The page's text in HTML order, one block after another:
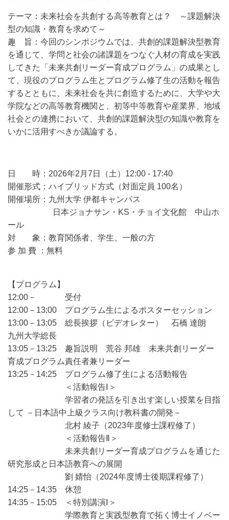
テーマ：未来社会を共創する高等教育とは？ ～課題解決
型の知識・教育を求めて～
趣 旨：今回のシンポジウムでは、共創的課題解決型教育
を通じて、学問と社会の諸課題をつなぐ人材の育成を実践
してきた「未来共創リーダー育成プログラム」の成果とし
て、現役のプログラム生とプログラム修了生の活動を報告
するとともに、未来社会を共に創造するために、大学や大
学院などの高等教育機関と、初等中等教育や産業界、地域
社会との連携において、共創的課題解決型の知識や教育を
いかに活用すべきか議論する。
日 時：2026年2月7日（土）12:00 - 17:40
開催形式：ハイブリッド方式（対面定員 100名）
開催場所：九州大学 伊都キャンパス
日本ジョナサン・KS・チョイ文化館 中山ホ
ール
対 象：教育関係者、学生、一般の方
参 加 費 ：無料
【プログラム】
12:00－ 受付
12:00－13:00 プログラム生によるポスターセッション
13:00－13:05 総長挨拶（ビデオレター） 石橋 達朗
九州大学総長
13:05－13:25 趣旨説明 荒谷 邦雄 未来共創リーダー
育成プログラム責任者兼リーダー
13:25－14:25 プログラム修了生による活動報告
＜活動報告Ⅰ＞
学習者の発話を引き出す楽しい授業を目指
して －日本語中上級クラス向け教科書の開発－
北村 綾子（2023年度修士課程修了）
＜活動報告Ⅱ＞
未来共創リーダー育成プログラムを通じた
研究形成と日本語教育への展開
劉 婧怡（2024年度博士後期課程修了）
14:25－14:35 休憩
14:35－15:05 ＜特別講演Ⅰ＞
学際教育と実践型教育で拓く博士イノベー